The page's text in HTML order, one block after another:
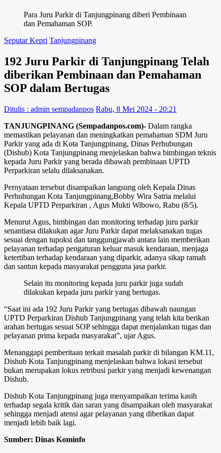
Para Juru Parkir di Tanjungpinang diberi Pembinaan
dan Pemahaman SOP.
Seputar Kepri Tanjungpinang
192 Juru Parkir di Tanjungpinang Telah
diberikan Pembinaan dan Pemahaman
SOP dalam Bertugas
Ditulis : admin sempadanpos Rabu, 8 Mei 2024 - 20:21
TANJUNGPINANG (Sempadanpos.com)- Dalam rangka
memastikan pelayanan dan meningkatkan pemahaman SDM Juru
Parkir yang ada di Kota Tanjungpinang, Dinas Perhubungan
(Dishub) Kota Tanjungpinang menjelaskan bahwa bimbingan teknis
kepada Juru Parkir yang berada dibawah pembinaan UPTD
Perparkiran selalu dilaksanakan.
Pernyataan tersebut disampaikan langsung oleh Kepala Dinas
Perhuhungan Kota Tanjungpinang,Bobby Wira Satria melalui
Kepala UPTD Perparkiran , Agus Mukti Wibowo, Rabu (8/5).
Menurut Agus, bimbingan dan monitoring terhadap juru parkir
senantiasa dilakukan agar Juru Parkir dapat melaksanakan tugas
sesuai dengan tupoksi dan tanggungjawab antara lain memberikan
pelayanan terhadap pengaturan keluar masuk kendaraan, menjaga
ketertiban terhadap kendaraan yang diparkir, adanya sikap ramah
dan santun kepada masyarakat pengguna jasa parkir.
Selain itu monitoring kepada juru parkir juga sudah
dilakukan kepada juru parkir yang bertugas.
“Saat ini ada 192 Juru Parkir yang bertugas dibawah naungan
UPTD Perparkiran Dishub Tanjungpinang yang telah kita berikan
arahan bertugas sesuai SOP sehingga dapat menjalankan tugas dan
pelayanan prima kepada masyarakat”, ujar Agus.
Menanggapi pemberitaan terkait masalah parkir di bilangan KM.11,
Dishub Kota Tanjungpinang menjelaskan bahwa lokasi tersebut
bukan merupakan lokus retribusi parkir yang menjadi kewenangan
Dishub.
Dishub Kota Tanjungpinang juga menyampaikan terima kasih
terhadap segala kritik dan saran yang disampaikan oleh masyarakat
sehingga menjadi atensi agar pelayanan yang diberikan dapat
menjadi lebih baik lagi.
Sumber: Dinas Kominfo